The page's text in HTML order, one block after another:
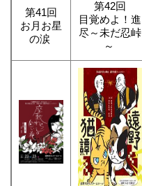
第41回
お月お星
の涙
第42回
目覚めよ！進
尽～未だ忍峠
～